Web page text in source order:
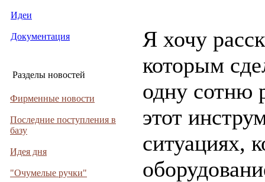
Идеи
Документация
Разделы новостей
Фирменные новости
Последние поступления в
базу
Идея дня
"Очумелые ручки"
Я хочу
которым
одну сотню
этот
ситуациях,